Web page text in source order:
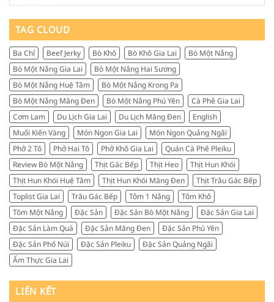
gì
quà
Kinh
nghiệm
và
review
thực
tế
từ
người
sành
ăn
bò
Kinh
nghiệm
chọn
đúng
nơi
ngon,
chuẩn
vị,
đáng
tiền
TAG CLOUD
Ba Chỉ Beef Jerky Bò Khô Bò Khô Gia Lai
Bò Một Nắng
Bò Một Nắng Gia Lai
Bò Một Nắng Hai Sương
Bò Một Nắng Huệ Tâm
Bò Một Nắng Krong Pa
Bò Một Nắng Măng Đen
Bò Một Nắng Phú Yên
Cà Phê Gia Lai
Cơm Lam
Du Lịch Gia Lai Du Lịch Măng Đen
English
Muối Kiến Vàng
Món Ngon Gia Lai
Món Ngon Quảng Ngãi
Phở 2 Tô
Phở Hai Tô Phở Khô Gia Lai
Quán Cà Phê Pleiku
Review Bò Một Nắng
Thịt Gác Bếp Thịt Heo
Thịt Hun Khói
Thịt Hun Khói Huệ Tâm
Thịt Hun Khói Măng Đen
Thịt Trâu Gác Bếp
Toplist Gia Lai
Trâu Gác Bếp Tôm 1 Nắng
Tôm Khô
Tôm Một Nắng
Đặc Sản Đặc Sản Bò Một Nắng
Đặc Sản Gia Lai
Đặc Sản Làm Quà
Đặc Sản Măng Đen
Đặc Sản Phú Yên
Đặc Sản Phố Núi
Đặc Sản Pleiku
Đặc Sản Quảng Ngãi
Ẩm Thực Gia Lai
LIÊN KẾT